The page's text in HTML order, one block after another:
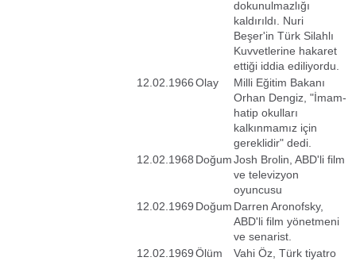
dokunulmazlığı
kaldırıldı. Nuri
Beşer'in Türk Silahlı
Kuvvetlerine hakaret
ettiği iddia ediliyordu.
12.02.1966Olay
Milli Eğitim Bakanı
Orhan Dengiz, "İmam-
hatip okulları
kalkınmamız için
gereklidir" dedi.
12.02.1968 DoğumJosh Brolin, ABD'li film
ve televizyon
oyuncusu
12.02.1969 Doğum Darren Aronofsky,
ABD'li film yönetmeni
ve senarist.
12.02.1969Ölüm
Vahi Öz, Türk tiyatro